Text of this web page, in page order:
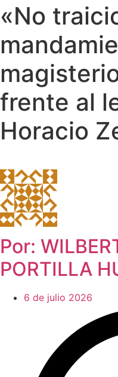
«No
frente al
Horacio
Por:
PORTILLA
6 de julio 2026